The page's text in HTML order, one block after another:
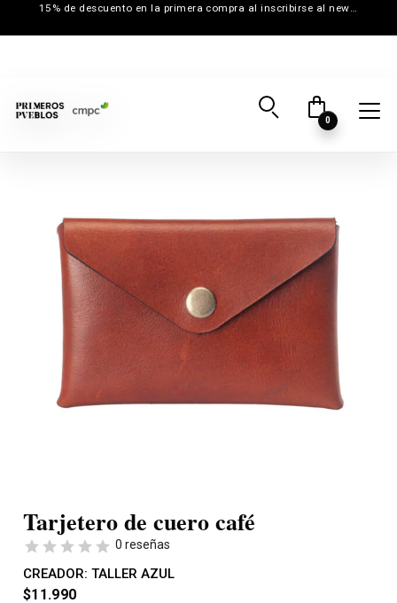
15% de descuento en la primera compra al inscribirse al newsletter
0
Tarjetero de cuero café
0 reseñas
CREADOR: TALLER AZUL
$11.990